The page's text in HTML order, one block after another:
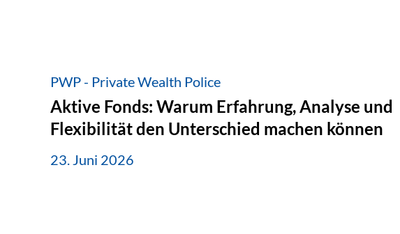
PWP - Private Wealth Police
Aktive Fonds: Warum Erfahrung, Analyse und
Flexibilität den Unterschied machen können
23. Juni 2026